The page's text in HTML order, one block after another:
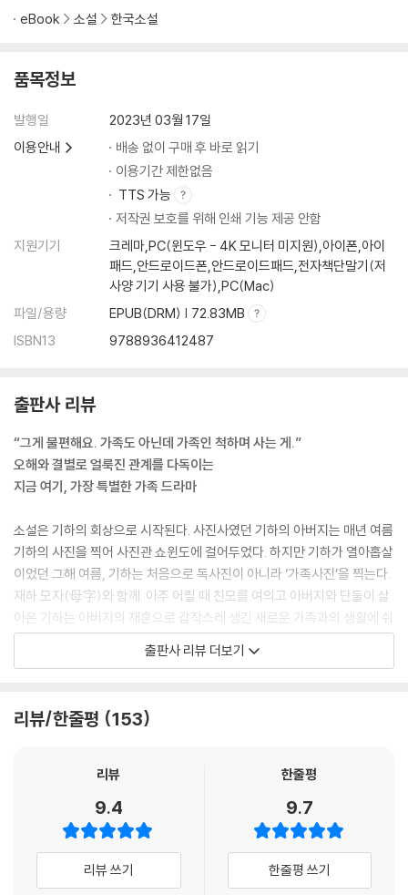
eBook 소설 한국소설
품목정보
발행일
2023년 03월 17일
이용안내
배송 없이 구매 후 바로 읽기
이용기간 제한없음
TTS 가능
저작권 보호를 위해 인쇄 기능 제공 안함
지원기기
크레마,PC(윈도우 - 4K 모니터 미지원),아이폰,아이
패드,안드로이드폰,안드로이드패드,전자책단말기(저
사양 기기 사용 불가),PC(Mac)
파일/용량
EPUB(DRM) | 72.83MB
ISBN13
9788936412487
출판사 리뷰
“그게 불편해요. 가족도 아닌데 가족인 척하며 사는 게.”
오해와 결별로 얼룩진 관계를 다독이는
지금 여기, 가장 특별한 가족 드라마
소설은 기하의 회상으로 시작된다. 사진사였던 기하의 아버지는 매년 여름
기하의 사진을 찍어 사진관 쇼윈도에 걸어두었다. 하지만 기하가 열아홉살
이었던 그해 여름, 기하는 처음으로 독사진이 아니라 ‘가족사진’을 찍는다.
재하 모자(母字)와 함께. 아주 어릴 때 친모를 여의고 아버지와 단둘이 살
아온 기하는 아버지의 재혼으로 갑작스레 생긴 새로운 가족과의 생활에 쉬
이 적응하지 못한다. 재하 어머니는 “언제든 떠날 수 있고, 언젠가는 떠날”
“객(客)”처럼 느껴지고, 여덟살이나 어린 재하의 “지나친 밝음”은 부담스
된 아버지를 보며 마음속엔 실망과 원망이 켜켜이 쌓여가고, 그런 치우침
이 이룬 가족을 잘 가꿔보려는 그들 나름의 노력임을 알면서도 기하는 왜
도 아닌데 가족인 척하며”(73면) 살아야 하는지, 자꾸만 불만을 품게 된
다. 이런 “날선 감정”과 “모난 마음”(20면)은 어린 재하와의 관계도 서먹
하게 만들고, 기하는 “지긋지긋한 가족 노릇에서 멀어지고 싶어”(39~40
면) 스무살이 되자마자 서둘러 집을 떠난다.
출판사 리뷰 더보기
리뷰/한줄평 153
리뷰
9.4
리뷰 쓰기
한줄평
9.7
한줄평 쓰기